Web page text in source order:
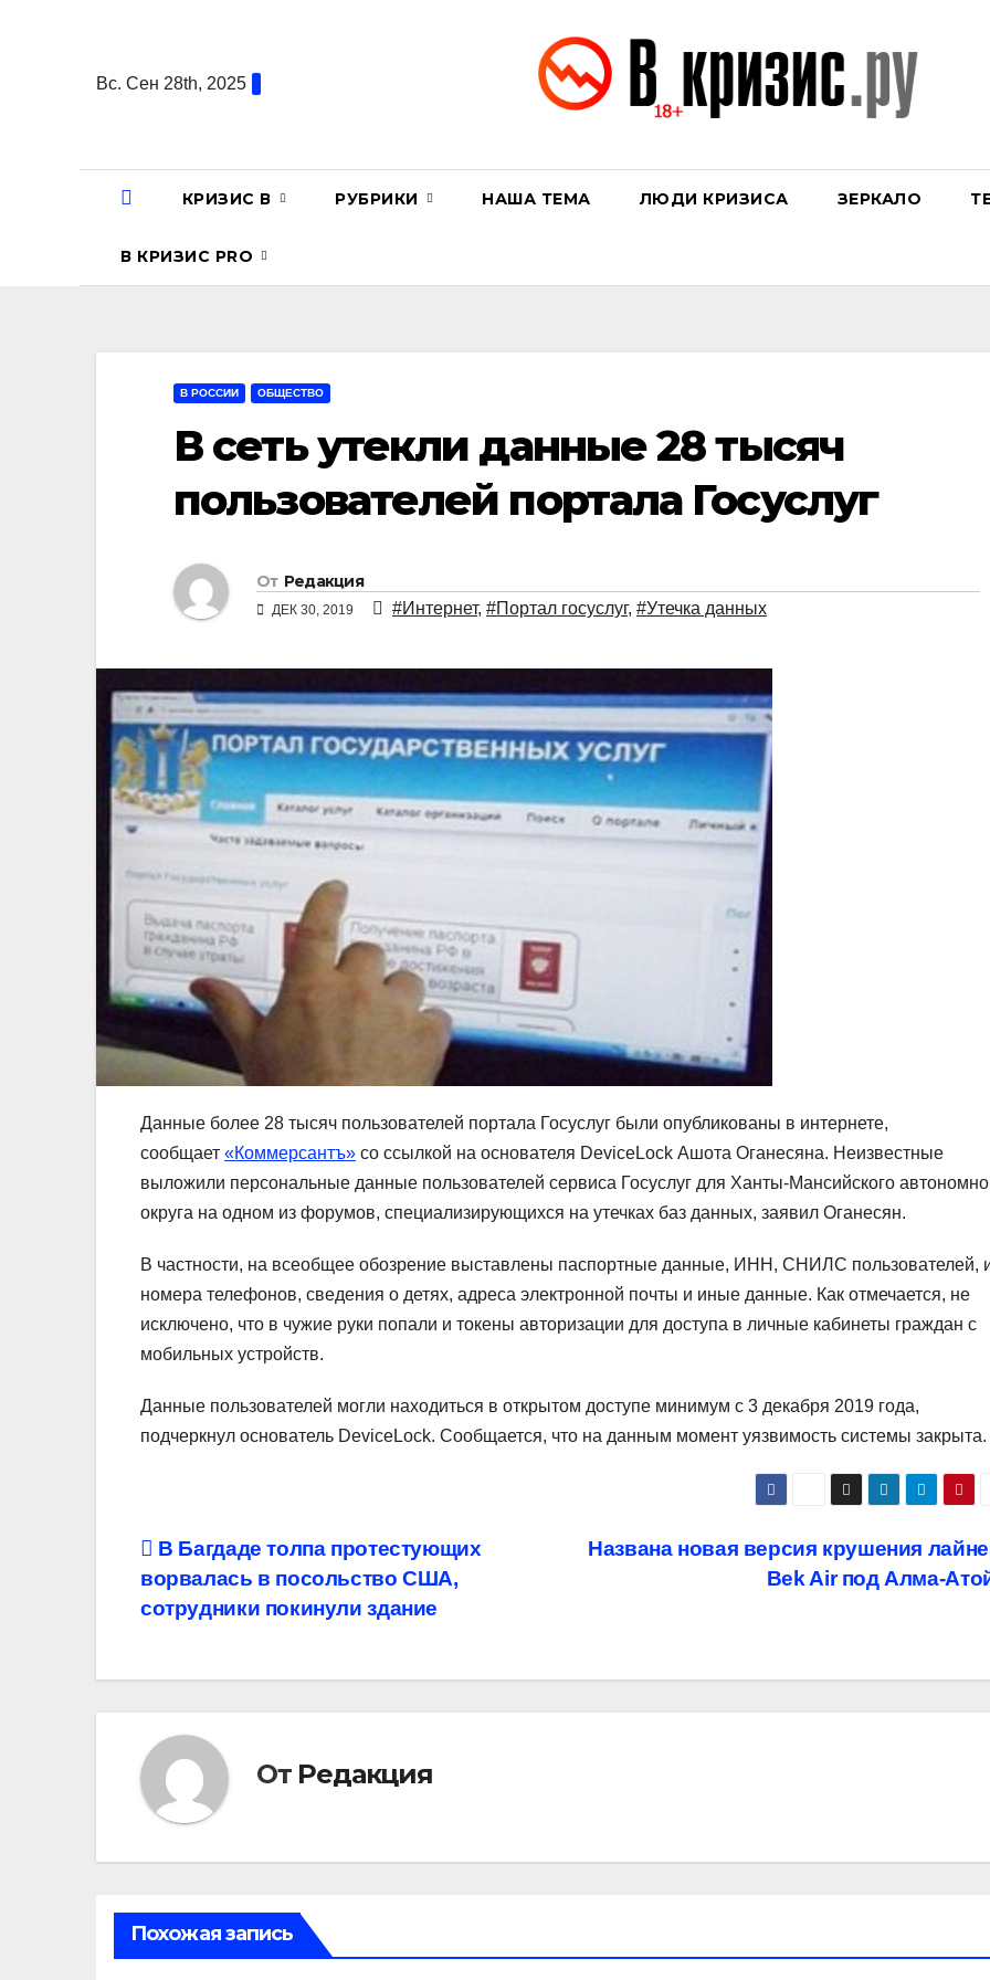
содержаниюВс. Сен 28th, 2025
КРИЗИС В РУБРИКИ НАША ТЕМА ЛЮДИ КРИЗИСА ЗЕРКАЛО
В КРИЗИС PRO
В РОССИИ ОБЩЕСТВО
В сеть утекли данные 28 тысяч
пользователей портала Госуслуг
От Редакция
ДЕК 30, 2019 #Интернет, #Портал госуслуг, #Утечка данных
Данные более 28 тысяч пользователей портала Госуслуг были опубликованы в интернете,
сообщает «Коммерсантъ» со ссылкой на основателя DeviceLock Ашота Оганесяна. Неизвестные
выложили персональные данные пользователей сервиса Госуслуг для Ханты-Мансийского
округа на одном из форумов, специализирующихся на утечках баз данных, заявил Оганесян.
В частности, на всеобщее обозрение выставлены паспортные данные, ИНН, СНИЛС пользователей,
номера телефонов, сведения о детях, адреса электронной почты и иные данные. Как отмечается, не
исключено, что в чужие руки попали и токены авторизации для доступа в личные кабинеты граждан с
мобильных устройств.
Данные пользователей могли находиться в открытом доступе минимум с 3 декабря 2019 года,
подчеркнул основатель DeviceLock. Сообщается, что на данным момент уязвимость системы закрыта.
Навигация
по
Названа новая версия крушения
Bek Air под Алма-
В Багдаде толпа протестующих
ворвалась в посольство США,
сотрудники покинули здание
От Редакция
Похожая запись